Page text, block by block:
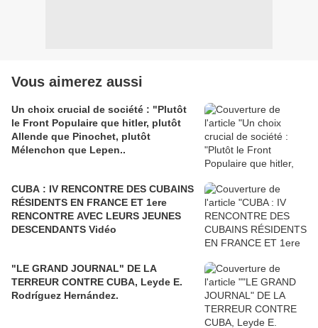
Vous aimerez aussi
Un choix crucial de société : "Plutôt
le Front Populaire que hitler, plutôt
Allende que Pinochet, plutôt
Mélenchon que Lepen..
CUBA : IV RENCONTRE DES CUBAINS
RÉSIDENTS EN FRANCE ET 1ere
RENCONTRE AVEC LEURS JEUNES
DESCENDANTS Vidéo
"LE GRAND JOURNAL" DE LA
TERREUR CONTRE CUBA, Leyde E.
Rodríguez Hernández.